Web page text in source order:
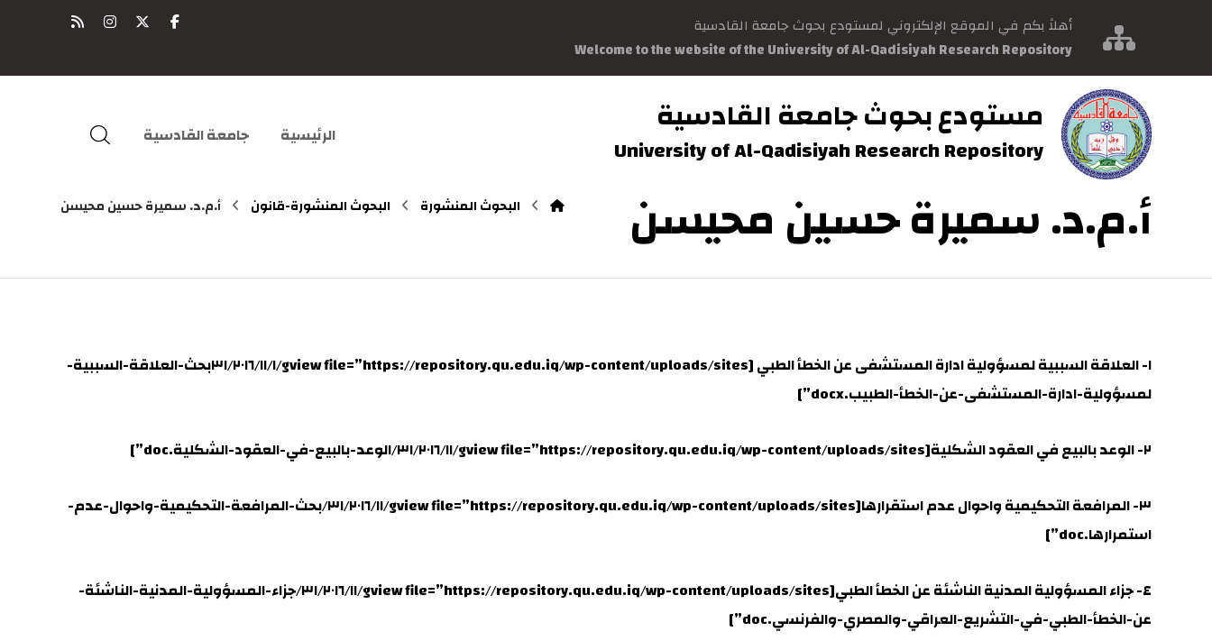
أهلاً بكم في الموقع الإلكتروني لمستودع بحوث جامعة القادسية
Welcome to the website of the University of Al-Qadisiyah Research Repository
مستودع بحوث جامعة القادسية
University of Al-Qadisiyah Research Repository الرئيسية جامعة القادسية
أ.م.د. سميرة حسين محيسن البحوث المنشورة البحوث المنشورة-قانون أ.م.د. سميرة حسين محيسن
١- العلاقة السببية لمسؤولية ادارة المستشفى عن الخطأ الطبي [gview file=”https://repository.qu.edu.iq/wp-content/uploads/sites/٣١/٢٠١٦/١١/١بحث-العلاقة-السببية-
لمسؤولية-ادارة-المستشفى-عن-الخطأ-الطبيب.docx”]
٢- الوعد بالبيع في العقود الشكلية[gview file=”https://repository.qu.edu.iq/wp-content/uploads/sites/٣١/٢٠١٦/١١/الوعد-بالبيع-في-العقود-الشكلية.doc”]
٣- المرافعة التحكيمية واحوال عدم استقرارها[gview file=”https://repository.qu.edu.iq/wp-content/uploads/sites/٣١/٢٠١٦/١١/بحث-المرافعة-التحكيمية-واحوال-عدم-
استمرارها.doc”]
٤- جزاء المسؤولية المدنية الناشئة عن الخطأ الطبي[gview file=”https://repository.qu.edu.iq/wp-content/uploads/sites/٣١/٢٠١٦/١١/جزاء-المسؤولية-المدنية-الناشئة-
عن-الخطأ-الطبي-في-التشريع-العراقي-والمصري-والفرنسي.doc”]